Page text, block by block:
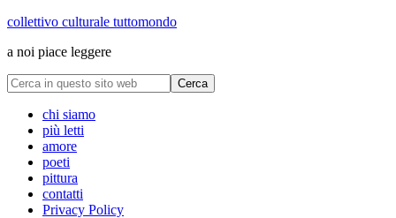
collettivo culturale tuttomondo
a noi piace leggere
chi siamo
più letti
amore
poeti
pittura
contatti
Privacy Policy